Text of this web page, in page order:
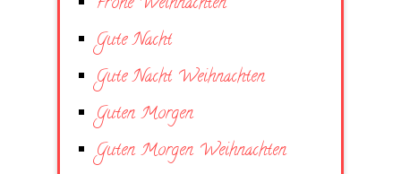
Gute Nacht
Gute Nacht Weihnachten
Guten Morgen
Guten Morgen Weihnachten